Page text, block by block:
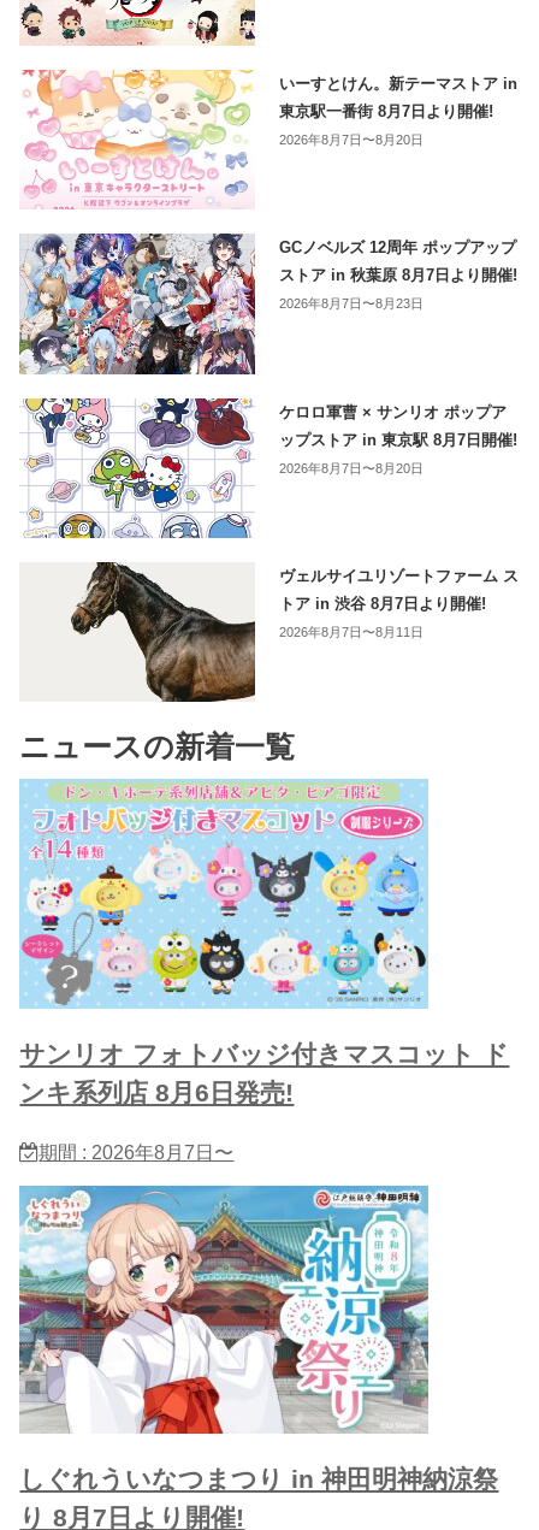
いーすとけん。新テーマストア in
東京駅一番街 8月7日より開催!
2026年8月7日〜8月20日
GCノベルズ 12周年 ポップアップ
ストア in 秋葉原 8月7日より開催!
2026年8月7日〜8月23日
ケロロ軍曹 × サンリオ ポップア
ップストア in 東京駅 8月7日開催!
2026年8月7日〜8月20日
ヴェルサイユリゾートファーム ス
トア in 渋谷 8月7日より開催!
2026年8月7日〜8月11日
ニュースの新着一覧
サンリオ フォトバッジ付きマスコット ド
ンキ系列店 8月6日発売!
期間 : 2026年8月7日〜
しぐれういなつまつり in 神田明神納涼祭
り 8月7日より開催!